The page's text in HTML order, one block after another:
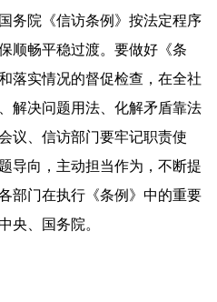
务院《信访条例》按法定程序
顺畅平稳过渡。要做好《条
落实情况的督促检查，在全社
解决问题用法、化解矛盾靠法
议、信访部门要牢记职责使
导向，主动担当作为，不断提
部门在执行《条例》中的重要
央、国务院。